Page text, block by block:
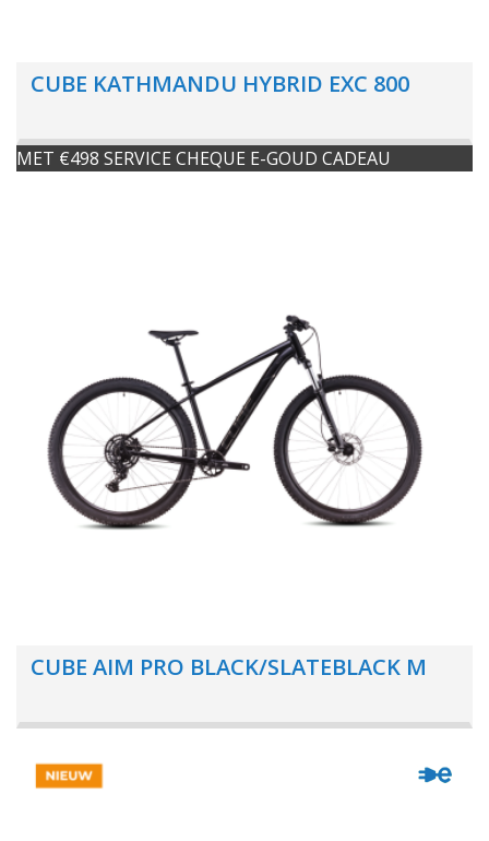
CUBE KATHMANDU HYBRID EXC 800
MET €498 SERVICE CHEQUE E-GOUD CADEAU
CUBE AIM PRO BLACK/SLATEBLACK M